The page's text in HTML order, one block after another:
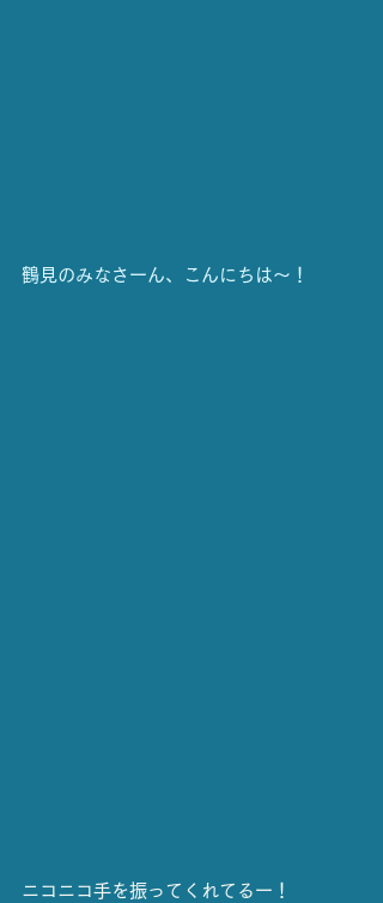
鶴見のみなさーん、こんにちは〜！
ニコニコ手を振ってくれてるー！